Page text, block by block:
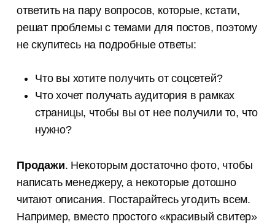
ответить на пару вопросов, которые, кстати,
решат проблемы с темами для постов, поэтому
не скупитесь на подробные ответы:
Что вы хотите получить от соцсетей?
Что хочет получать аудитория в рамках
страницы, чтобы вы от нее получили то, что
нужно?
Продажи. Некоторым достаточно фото, чтобы
написать менеджеру, а некоторые дотошно
читают описания. Постарайтесь угодить всем.
Например, вместо простого «красивый свитер»